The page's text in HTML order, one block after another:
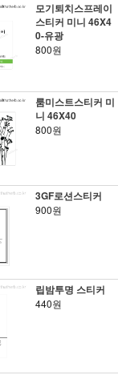
모기퇴치스프레이
스티커 미니 46X4
0-유광
800원
룸미스트스티커 미
니 46X40
800원
3GF로션스티커
900원
립밤투명 스티커
440원